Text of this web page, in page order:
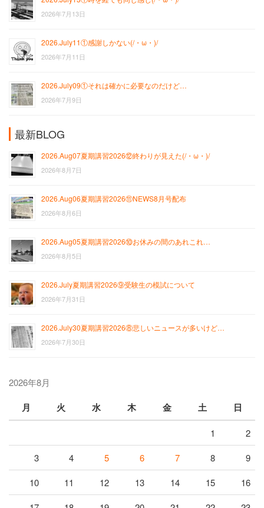
2026年7月13日
2026.July11①感謝しかない(/・ω・)/
2026年7月11日
2026.July09①それは確かに必要なのだけど…
2026年7月9日
最新BLOG
2026.Aug07夏期講習2026⑫終わりが見えた(/・ω・)/
2026年8月7日
2026.Aug06夏期講習2026⑪NEWS8月号配布
2026年8月6日
2026.Aug05夏期講習2026⑩お休みの間のあれこれ…
2026年8月5日
2026.July夏期講習2026⑨受験生の模試について
2026年7月31日
2026.July30夏期講習2026⑧悲しいニュースが多いけど…
2026年7月30日
2026年8月
月 火 水 木 金 土 日
1
2
3
4 5 6 7 8
9
10
11 12 13 14 15
16